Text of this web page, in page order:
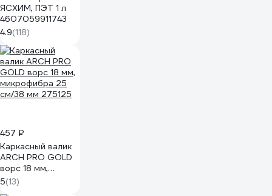
ЯСХИМ, ПЭТ 1 л
4607059911743
4.9(118)
457 ₽
Каркасный валик
ARCH PRO GOLD
ворс 18 мм,
микрофибра 25
см/38 мм 275125
5(13)